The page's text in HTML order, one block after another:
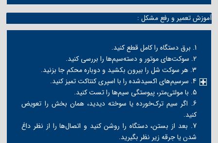
آموزش تعمیر و رفع مشکل :
1. برق دستگاه را کامل قطع کنید.
2. سوکت‌های موتور و دسته‌سیم‌ها را بررسی کنید.
3. هر سوکت شل را بیرون بکشید و دوباره محکم جا بزنید.
4. سرسیم‌های اکسیدشده را با اسپری کنتاکت تمیز کنید.
5. با مولتی‌متر، پیوستگی سیم‌ها را تست کنید.
6. اگر سیم ترک‌خورده یا سوخته دیدید، همان بخش را تعویض
کنید.
7. بعد از بستن، دستگاه را روشن کنید و اتصال‌ها را از نظر داغ
شدن یا جرقه زیر نظر بگیرید.